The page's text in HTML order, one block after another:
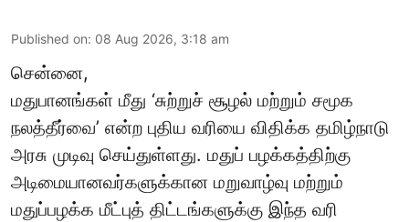
Published on: 08 Aug 2026, 3:18 am
சென்னை,
மதுபானங்கள் மீது ‘சுற்றுச் சூழல் மற்றும் சமூக
நலத்தீர்வை’ என்ற புதிய வரியை விதிக்க தமிழ்நாடு
அரசு முடிவு செய்துள்ளது. மதுப் பழக்கத்திற்கு
அடிமையானவர்களுக்கான மறுவாழ்வு மற்றும்
மதுப்பழக்க மீட்புத் திட்டங்களுக்கு இந்த வரி